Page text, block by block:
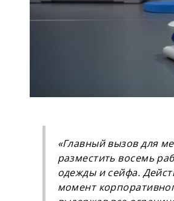
«Главный вызов для
разместить восемь
одежды и сейфа.
момент